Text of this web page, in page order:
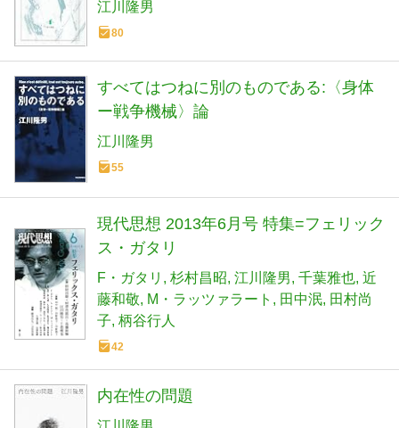
江川隆男
80
すべてはつねに別のものである:〈身体
ー戦争機械〉論
江川隆男
55
現代思想 2013年6月号 特集=フェリック
ス・ガタリ
F・ガタリ 杉村昌昭 江川隆男 千葉雅也 近
藤和敬
M・ラッツァラート 田中泯 田村尚
子 柄谷行人
42
内在性の問題